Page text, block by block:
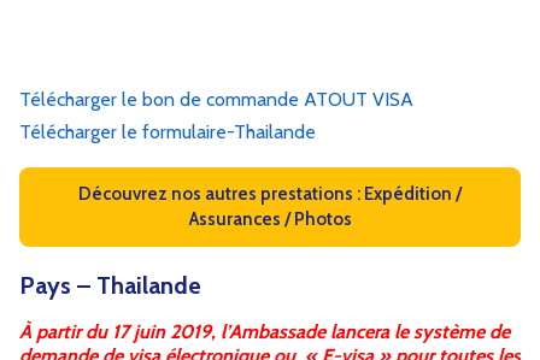
Télécharger le bon de commande ATOUT VISA
Télécharger le formulaire-Thailande
Découvrez nos autres prestations : Expédition /
Assurances / Photos
Pays – Thailande
À partir du 17 juin 2019, l’Ambassade lancera le système de